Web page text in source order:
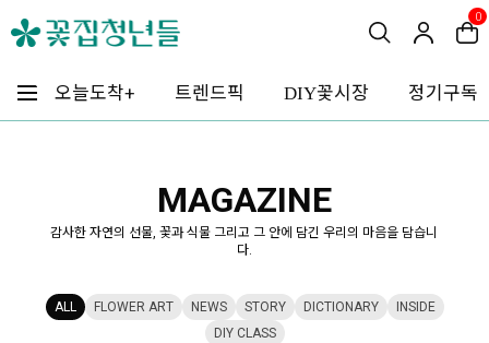
0
오늘도착+ 트렌드픽 DIY꽃시장 정기구독
MAGAZINE
감사한 자연의 선물, 꽃과 식물 그리고 그 안에 담긴 우리의 마음을 담습니
다.
ALL FLOWER ART NEWS STORY DICTIONARY
INSIDE
DIY CLASS